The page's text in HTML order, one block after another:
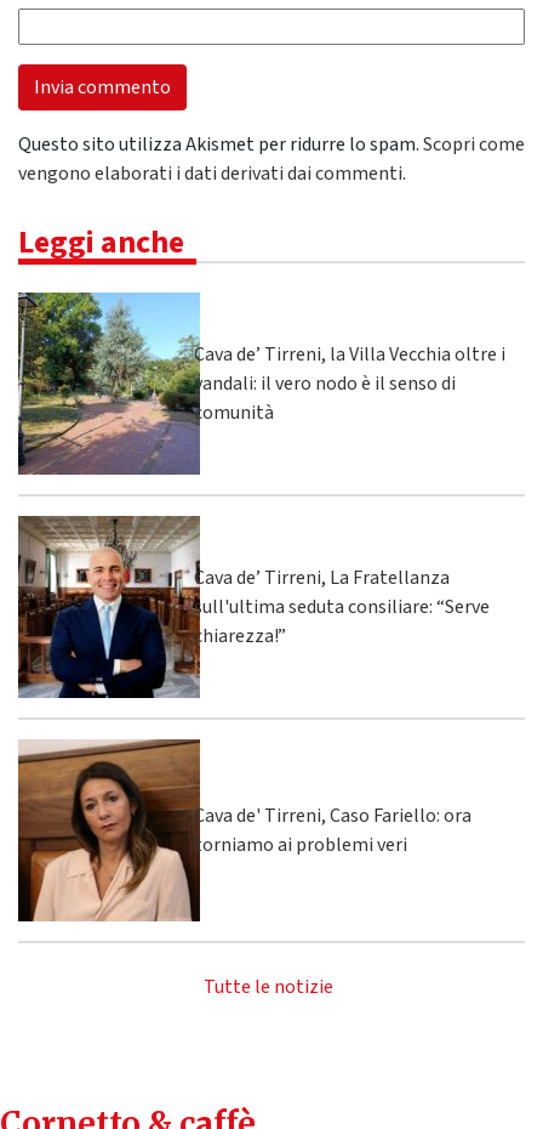
Questo sito utilizza Akismet per ridurre lo spam.Scopri come
vengono elaborati i dati derivati dai commenti.
Leggi anche
Cava de’ Tirreni, la Villa Vecchia oltre i
vandali: il vero nodo è il senso di
comunità
Cava de’ Tirreni, La Fratellanza
sull'ultima seduta consiliare: “Serve
chiarezza!”
Cava de' Tirreni, Caso Fariello: ora
torniamo ai problemi veri
Tutte le notizie